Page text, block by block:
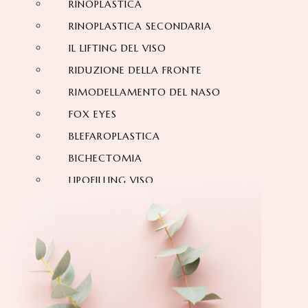
RINOPLASTICA
RINOPLASTICA SECONDARIA
IL LIFTING DEL VISO
RIDUZIONE DELLA FRONTE
RIMODELLAMENTO DEL NASO
FOX EYES
BLEFAROPLASTICA
BICHECTOMIA
LIPOFILLING VISO
ESTETICA DELLA RIDUZIONE FRONTE
LIFTING SOPRACCIGLIO
ESTETICA DENTALE